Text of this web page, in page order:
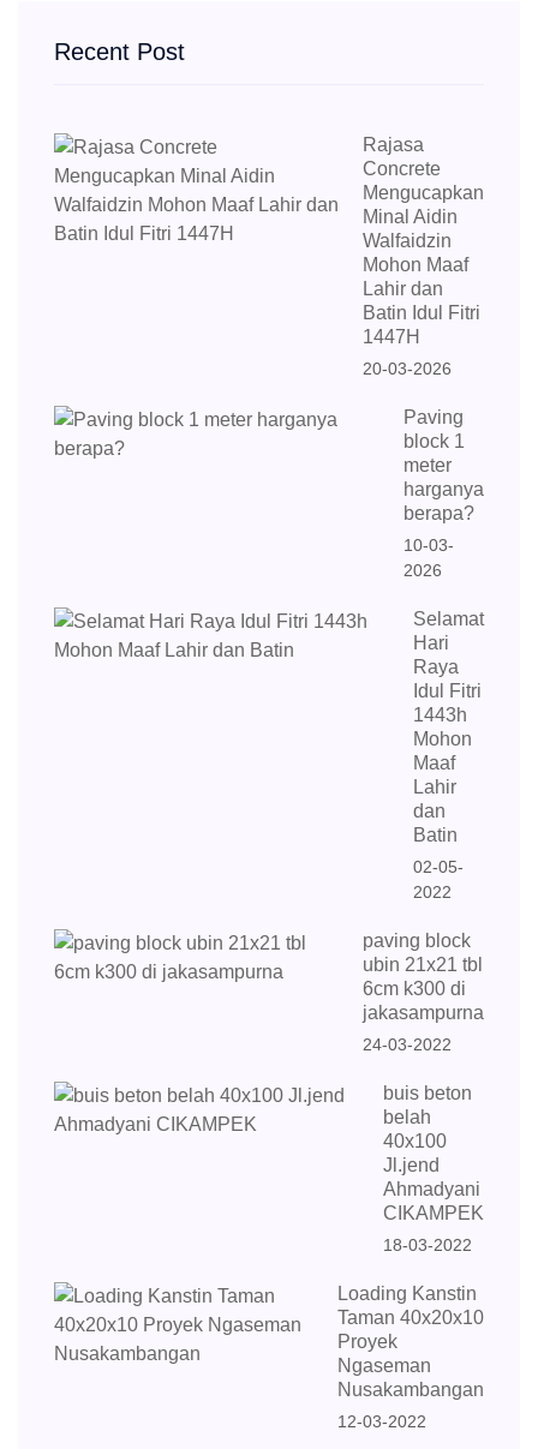
Recent Post
Rajasa
Concrete
Mengucapkan
Minal Aidin
Walfaidzin
Mohon Maaf
Lahir dan
Batin Idul Fitri
1447H
20-03-2026
Paving
block 1
meter
harganya
berapa?
10-03-
2026
Selamat
Hari
Raya
Idul Fitri
1443h
Mohon
Maaf
Lahir
dan
Batin
02-05-
2022
paving block
ubin 21x21 tbl
6cm k300 di
jakasampurna
24-03-2022
buis beton
belah
40x100
Jl.jend
Ahmadyani
CIKAMPEK
18-03-2022
Loading Kanstin
Taman 40x20x10
Proyek
Ngaseman
Nusakambangan
12-03-2022